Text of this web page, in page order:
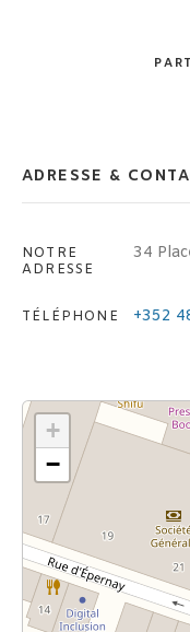
ADRESSE &
NOTRE
ADRESSE
34
TÉLÉPHONE +352
+
−